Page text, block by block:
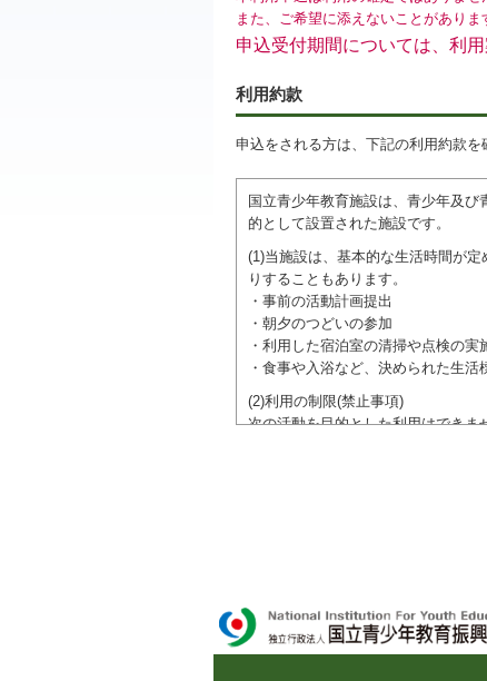
また、ご希望に添えないことがありま
申込受付期間については、利
利用約款
申込をされる方は、下記の利用約款
国立青少年教育施設は、青少年及
的として設置された施設です。
(1)当施設は、基本的な生活時間が
りすることもあります。
・事前の活動計画提出
・朝夕のつどいの参加
・利用した宿泊室の清掃や点検の実
・食事や入浴など、決められた生
(2)利用の制限(禁止事項)
次の活動を目的とした利用はできま
●特定の政党を支持、またはこれに
●特定の宗教を支持、またはこれに
域での勧誘活動を行ったり、自らの
ご利用に際しては、本約款や定め